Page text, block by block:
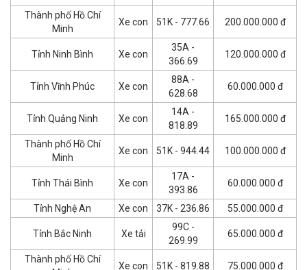
Thành phố Hồ Chí
Minh
Xe con 51K - 777.66 200.000.000 đ
Tỉnh Ninh Bình Xe con
35A -
366.69
120.000.000 đ
Tỉnh Vĩnh Phúc Xe con
88A -
628.68
60.000.000 đ
Tỉnh Quảng Ninh Xe con
14A -
818.89
165.000.000 đ
Thành phố Hồ Chí
Minh
Xe con 51K - 944.44 100.000.000 đ
Tỉnh Thái Bình Xe con
17A -
393.86
60.000.000 đ
Tỉnh Nghệ An Xe con 37K - 236.86 55.000.000 đ
Tỉnh Bắc Ninh Xe tải
99C -
269.99
65.000.000 đ
Thành phố Hồ Chí
Xe con 51K - 819.88 75.000.000 đ